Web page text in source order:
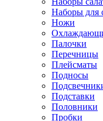
Наборы для
Ножи
Палочки
Перечницы
Плейсматы
Подносы
Подставки
Половники
Пробки